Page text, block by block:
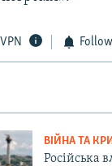
ВІЙНА ТА
Російська